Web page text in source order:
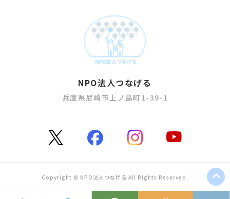
NPO法人つなげる
兵庫県尼崎市上ノ島町1-39-1
Copyright © NPO法人つなげる All Rights Reserved.​